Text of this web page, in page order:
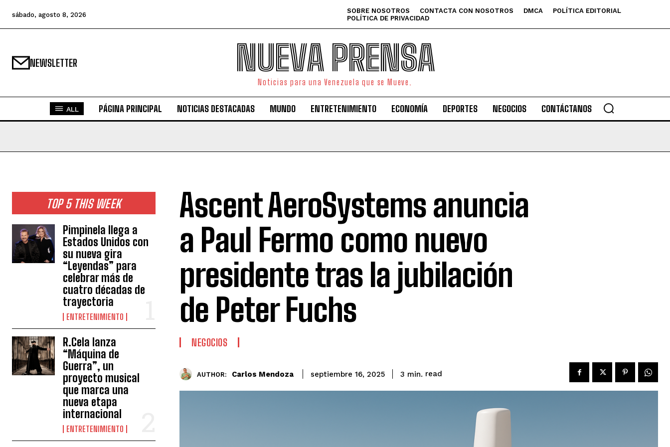
sábado, agosto 8, 2026 SOBRE NOSOTROS CONTACTA CON NOSOTROS DMCA
POLÍTICA EDITORIAL
POLÍTICA DE PRIVACIDAD
NEWSLETTER NUEVA PRENSA
Noticias para una Venezuela que se Mueve.
ALL PÁGINA PRINCIPAL NOTICIAS DESTACADAS MUNDO ENTRETENIMIENTO ECONOMÍA DEPORTES NEGOCIOS CONTÁCTANOS
TOP 5 THIS WEEK
Pimpinela llega a
Estados Unidos con
su nueva gira
“Leyendas” para
celebrar más de
cuatro décadas de
trayectoria
ENTRETENIMIENTO
R.Cela lanza
“Máquina de
Guerra”, un
proyecto musical
que marca una
nueva etapa
internacional
ENTRETENIMIENTO
Ascent AeroSystems anuncia
a Paul Fermo como nuevo
presidente tras la jubilación
de Peter Fuchs
NEGOCIOS
AUTHOR: Carlos Mendoza septiembre 16, 2025 3 min. read